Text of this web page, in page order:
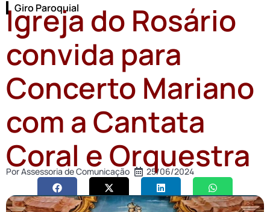
Giro Paroquial
Igreja do Rosário
convida para
Concerto Mariano
com a Cantata
Coral e Orquestra
PorAssessoria de Comunicação 25/06/2024